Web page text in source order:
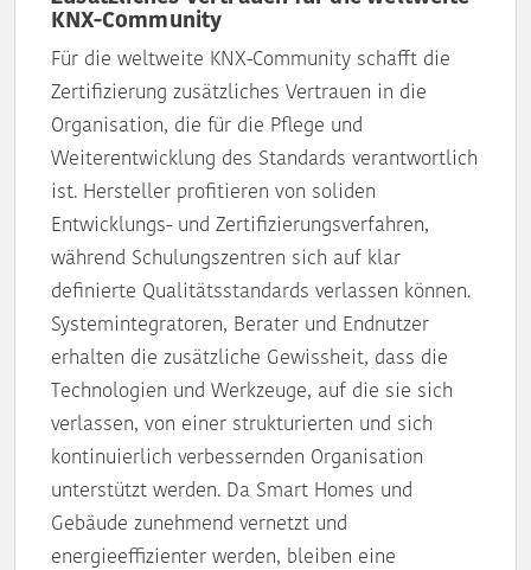
KNX-Community
Für die weltweite KNX-Community schafft die
Zertifizierung zusätzliches Vertrauen in die
Organisation, die für die Pflege und
Weiterentwicklung des Standards verantwortlich
ist. Hersteller profitieren von soliden
Entwicklungs- und Zertifizierungsverfahren,
während Schulungszentren sich auf klar
definierte Qualitätsstandards verlassen können.
Systemintegratoren, Berater und Endnutzer
erhalten die zusätzliche Gewissheit, dass die
Technologien und Werkzeuge, auf die sie sich
verlassen, von einer strukturierten und sich
kontinuierlich verbessernden Organisation
unterstützt werden. Da Smart Homes und
Gebäude zunehmend vernetzt und
energieeffizienter werden, bleiben eine